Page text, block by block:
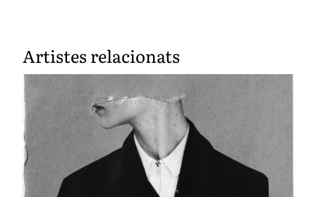
Artistes relacionats